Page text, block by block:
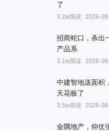
了
3.2w阅读 2026-
招商蛇口，杀出
产品系
3.1w阅读 2026-
中建智地送面积
天花板了
3.5w阅读 2026-
金隅地产，仰仗